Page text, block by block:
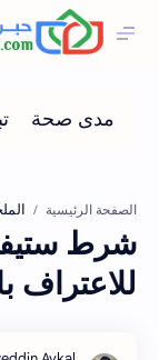
الصفحة الرئيسية
شرط
للاعتراف